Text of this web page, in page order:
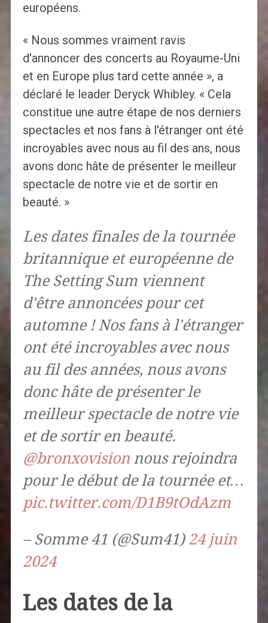
européens.
« Nous sommes vraiment ravis
d'annoncer des concerts au Royaume-Uni
et en Europe plus tard cette année », a
déclaré le leader Deryck Whibley. « Cela
constitue une autre étape de nos derniers
spectacles et nos fans à l'étranger ont été
incroyables avec nous au fil des ans, nous
avons donc hâte de présenter le meilleur
spectacle de notre vie et de sortir en
beauté. »
Les dates finales de la tournée
britannique et européenne de
The Setting Sum viennent
d'être annoncées pour cet
automne ! Nos fans à l'étranger
ont été incroyables avec nous
au fil des années, nous avons
donc hâte de présenter le
meilleur spectacle de notre vie
et de sortir en beauté.
@bronxovisionnous rejoindra
pour le début de la tournée et…
pic.twitter.com/D1B9tOdAzm
– Somme 41 (@Sum41) 24 juin
2024
Les dates de la